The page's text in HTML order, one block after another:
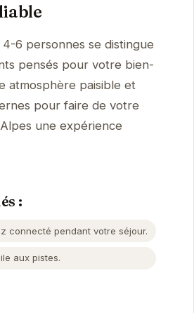
6 personnes se distingue
pensés pour votre bien-
atmosphère paisible et
pour faire de votre
une expérience
:
connecté pendant votre séjour.
aux pistes.